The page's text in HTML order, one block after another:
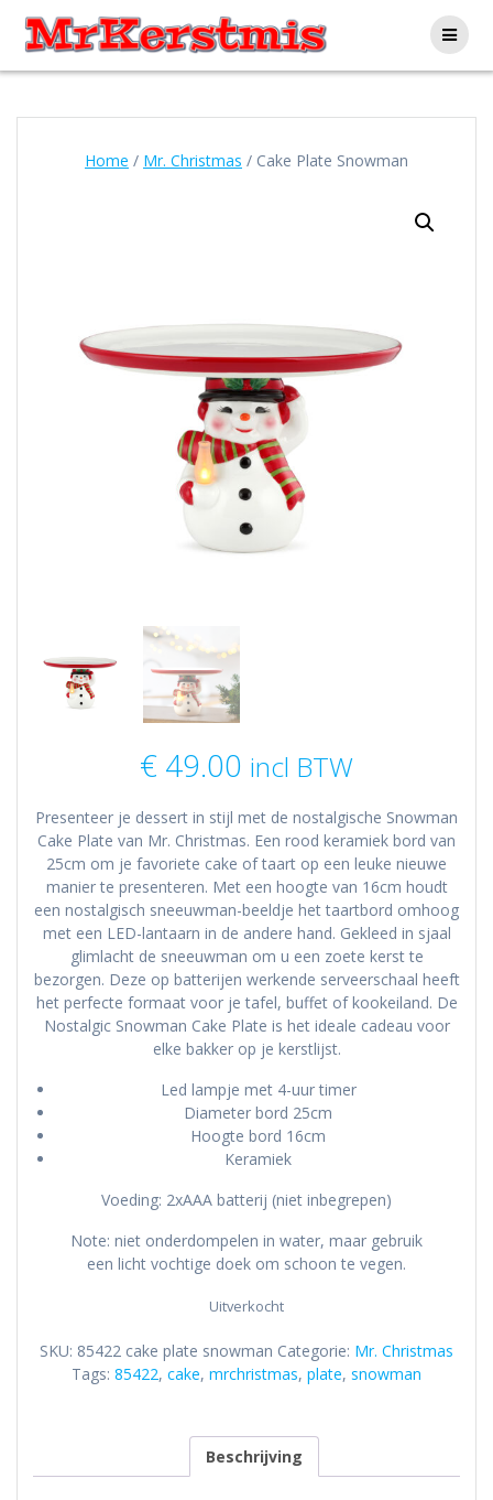
naar
de
inhoud
Home / Mr. Christmas / Cake Plate Snowman
€ 49.00 incl BTW
Presenteer je dessert in stijl met de nostalgische Snowman
Cake Plate van Mr. Christmas. Een rood keramiek bord van
25cm om je favoriete cake of taart op een leuke nieuwe
manier te presenteren. Met een hoogte van 16cm houdt
een nostalgisch sneeuwman-beeldje het taartbord omhoog
met een LED-lantaarn in de andere hand. Gekleed in sjaal
glimlacht de sneeuwman om u een zoete kerst te
bezorgen. Deze op batterijen werkende serveerschaal heeft
het perfecte formaat voor je tafel, buffet of kookeiland. De
Nostalgic Snowman Cake Plate is het ideale cadeau voor
elke bakker op je kerstlijst.
Led lampje met 4-uur timer
Diameter bord 25cm
Hoogte bord 16cm
Keramiek
Voeding: 2xAAA batterij (niet inbegrepen)
Note: niet onderdompelen in water, maar gebruik
een licht vochtige doek om schoon te vegen.
Uitverkocht
SKU: 85422 cake plate snowman Categorie: Mr. Christmas
Tags: 85422, cake, mrchristmas, plate, snowman
Beschrijving